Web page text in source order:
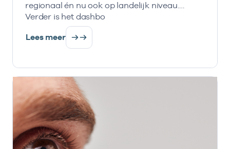
regionaal én nu ook op landelijk niveau.
Verder is het dashbo
Lees meer